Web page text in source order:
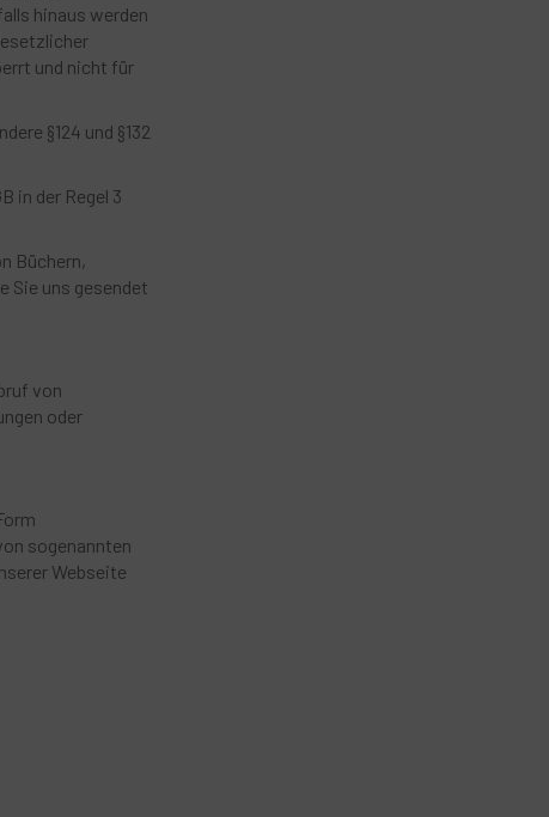
hinaus werden
und nicht für
§124 und §132
in der Regel 3
Büchern,
Sie uns gesendet
von
oder
sogenannten
Webseite